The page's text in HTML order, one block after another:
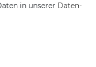
6
in unserer Daten­